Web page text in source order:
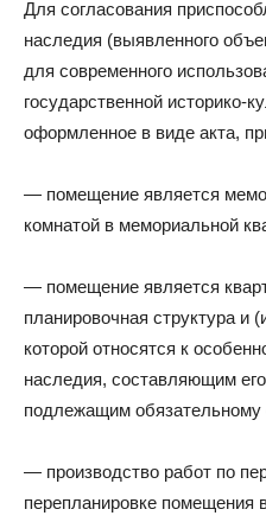
Для согласования
наследия (выявленного
для современного
государственной историко-
оформленное в виде акта,
— помещение является
комнатой в мемориальной
— помещение является
планировочная структура и
которой относятся к
наследия, составляющим
подлежащим обязательному
— производство работ по
перепланировке помещения